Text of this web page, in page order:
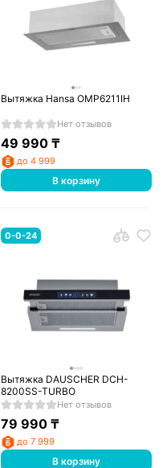
Вытяжка Hansa OMP6211IH
Нет отзывов
49 990 ₸
до 4 999
В корзину
0-0-24
Вытяжка DAUSCHER DCH-
8200SS-TURBO
Нет отзывов
79 990 ₸
до 7 999
В корзину